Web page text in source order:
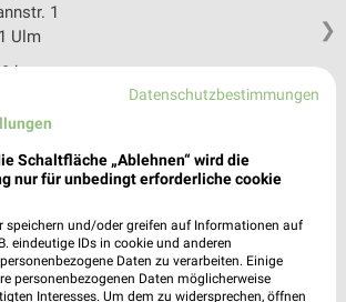
❯
1
Ulm
km
Osswald Laupheim
Str. 23/1
Laupheim
geschlossen
km • Angebote: 2 Prospekte
Datenschutzbestimmungen
Schaltfläche „Ablehnen“ wird die
nur für unbedingt erforderliche cookie
speichern und/oder greifen auf Informationen auf
eindeutige IDs in cookie und anderen
Daten zu verarbeiten. Einige
personenbezogenen Daten möglicherweise
Interesses. Um dem zu widersprechen, öffnen